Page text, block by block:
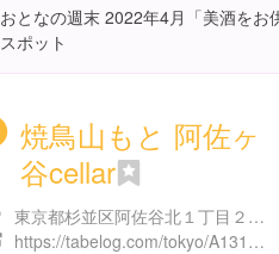
おとなの週末 2022年4月「美酒をお
スポット
焼鳥山もと 阿佐ヶ
谷cellar
東京都杉並区阿佐谷北１丁目２７-７ 有隣ビル
https://tabelog.com/tokyo/A1319/A131905/13266605/